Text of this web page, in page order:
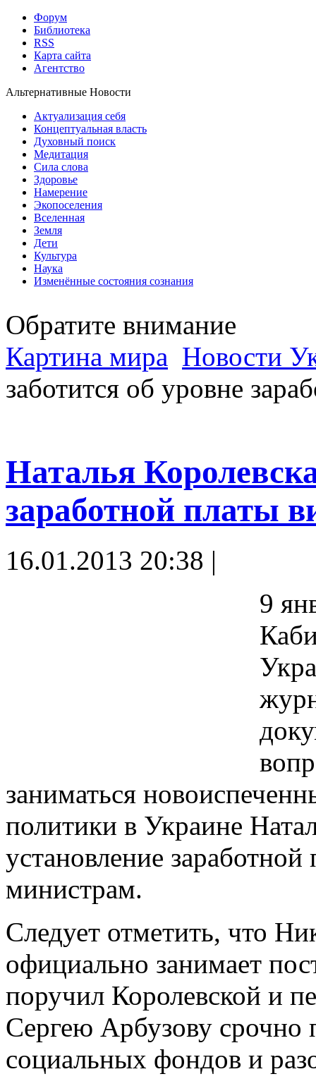
Форум
Библиотека
RSS
Карта сайта
Агентство
Альтернативные Новости
Актуализация себя
Концептуальная власть
Духовный поиск
Медитация
Сила слова
Здоровье
Намерение
Экопоселения
Вселенная
Земля
Дети
Культура
Наука
Изменённые состояния сознания
Обратите внимание
Картина мира Новости
заботится об уровне
Наталья
заработной платы
16.01.2013 20:38 |
9
заниматься
политики в Украине
установление
министрам.
Следует отметить, что
официально занимает
поручил Королевской и
Сергею Арбузову срочно
социальных фондов и